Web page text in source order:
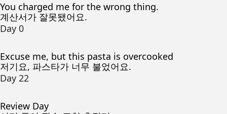
You charged me for the wrong thing.
계산서가 잘못됐어요.
Day 0
Excuse me, but this pasta is overcooked
저기요, 파스타가 너무 불었어요.
Day 22
Review Day